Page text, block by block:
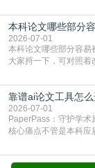
独占一行，每条文献用
7714（作者、题名、
成功后通常把这段标为
本科论文哪些部分
2026-07-01
本科论文哪些部分容易被查重标红？ 本科论文查重
大家捋一下，可对照着
乎一模一样的话，你要
一抓一个准，整段飘红
用问卷调查法““运用
靠谱ai论文工具怎
2026-07-01
PaperPass：守护学术
核心痛点不管是本科应
自己逐句读逐句改，熬